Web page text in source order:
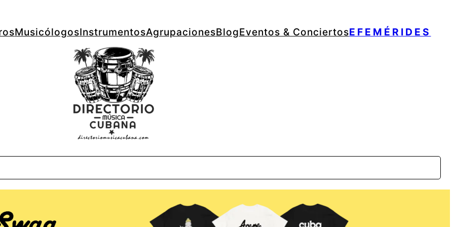
MusicólogosInstrumentosAgrupacionesBlogEventos & ConciertosEFEMÉRIDES